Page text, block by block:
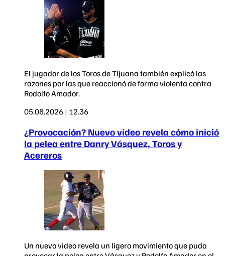
El jugador de los Toros de Tijuana también explicó las
razones por las que reaccionó de forma violenta contra
Rodolfo Amador.
05.08.2026 | 12.36
¿Provocación? Nuevo video revela cómo inició
la pelea entre Danry Vásquez, Toros y
Acereros
Un nuevo video revela un ligero movimiento que pudo